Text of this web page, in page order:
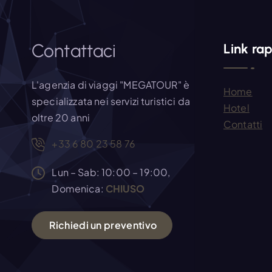
i
o
n
e
a
r
t
Contattaci
L'agenzia di viaggi "MEGATOUR" è
specializzata nei servizi turistici da
oltre 20 anni
+33 6 80 23 58 76
Lun – Sab: 10:00 – 19:00,
Domenica: CHIUSO
Richiedi un preventivo
Link
Home
Hotel
Contatti